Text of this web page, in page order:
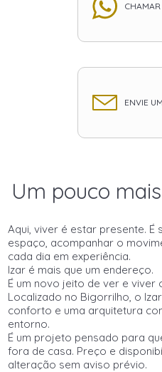
ENVIE
Um pouco
Aqui, viver é estar presente. É
espaço, acompanhar o
cada dia em experiência.
Izar é mais que um endereço.
É um novo jeito de ver e viver
Localizado no Bigorrilho, o
conforto e uma arquitetura
entorno.
É um projeto pensado para
fora de casa. Preço e
alteração sem aviso prévio.